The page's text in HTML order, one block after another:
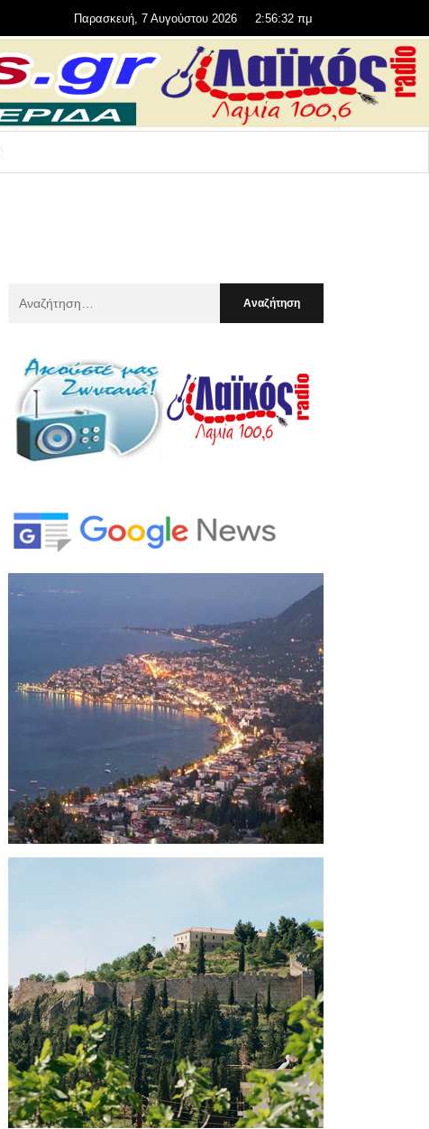
Παρασκευή, 7 Αυγούστου 2026 2:56:33 πμ